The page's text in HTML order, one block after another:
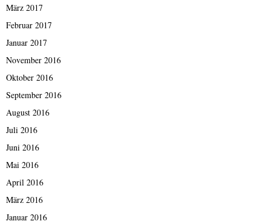
März 2017
Februar 2017
Januar 2017
November 2016
Oktober 2016
September 2016
August 2016
Juli 2016
Juni 2016
Mai 2016
April 2016
März 2016
Januar 2016